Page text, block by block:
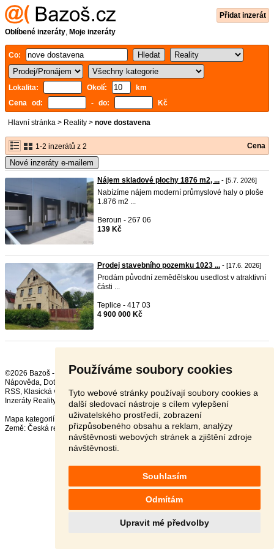
Používáme soubory cookies
Tyto webové stránky používají soubory cookies a
další sledovací nástroje s cílem vylepšení
uživatelského prostředí, zobrazení
přizpůsobeného obsahu a reklam, analýzy
návštěvnosti webových stránek a zjištění zdroje
návštěvnosti.
Souhlasím
Odmítám
Upravit mé předvolby
Přidat inzerát
Oblíbené inzeráty, Moje inzeráty
Co:
Lokalita: Okolí:
km
Cena od:
- do: Kč
Hlavní stránka > Reality > nove dostavena
1-2 inzerátů z 2 Cena
Nové inzeráty e-mailem
Nájem skladové plochy 1876 m2, ... - [5.7. 2026]
Nabízíme nájem moderní průmyslové haly o ploše
1.876 m2 ...
Beroun - 267 06
139 Kč
Prodej stavebního pozemku 1023 ... - [17.6. 2026]
Prodám původní zemědělskou usedlost v atraktivní
části ...
Teplice - 417 03
4 900 000 Kč
©2026 Bazoš -
Inzerce, Bazar
Nápověda, Dotazy
RSS,
Inzeráty Reality celkem:50088, za 24 hodin:2393
Mapa kategorií
Nejvyhledávanější výrazy
Země: Česká republika,Slovensko,Polsko,Rakousko